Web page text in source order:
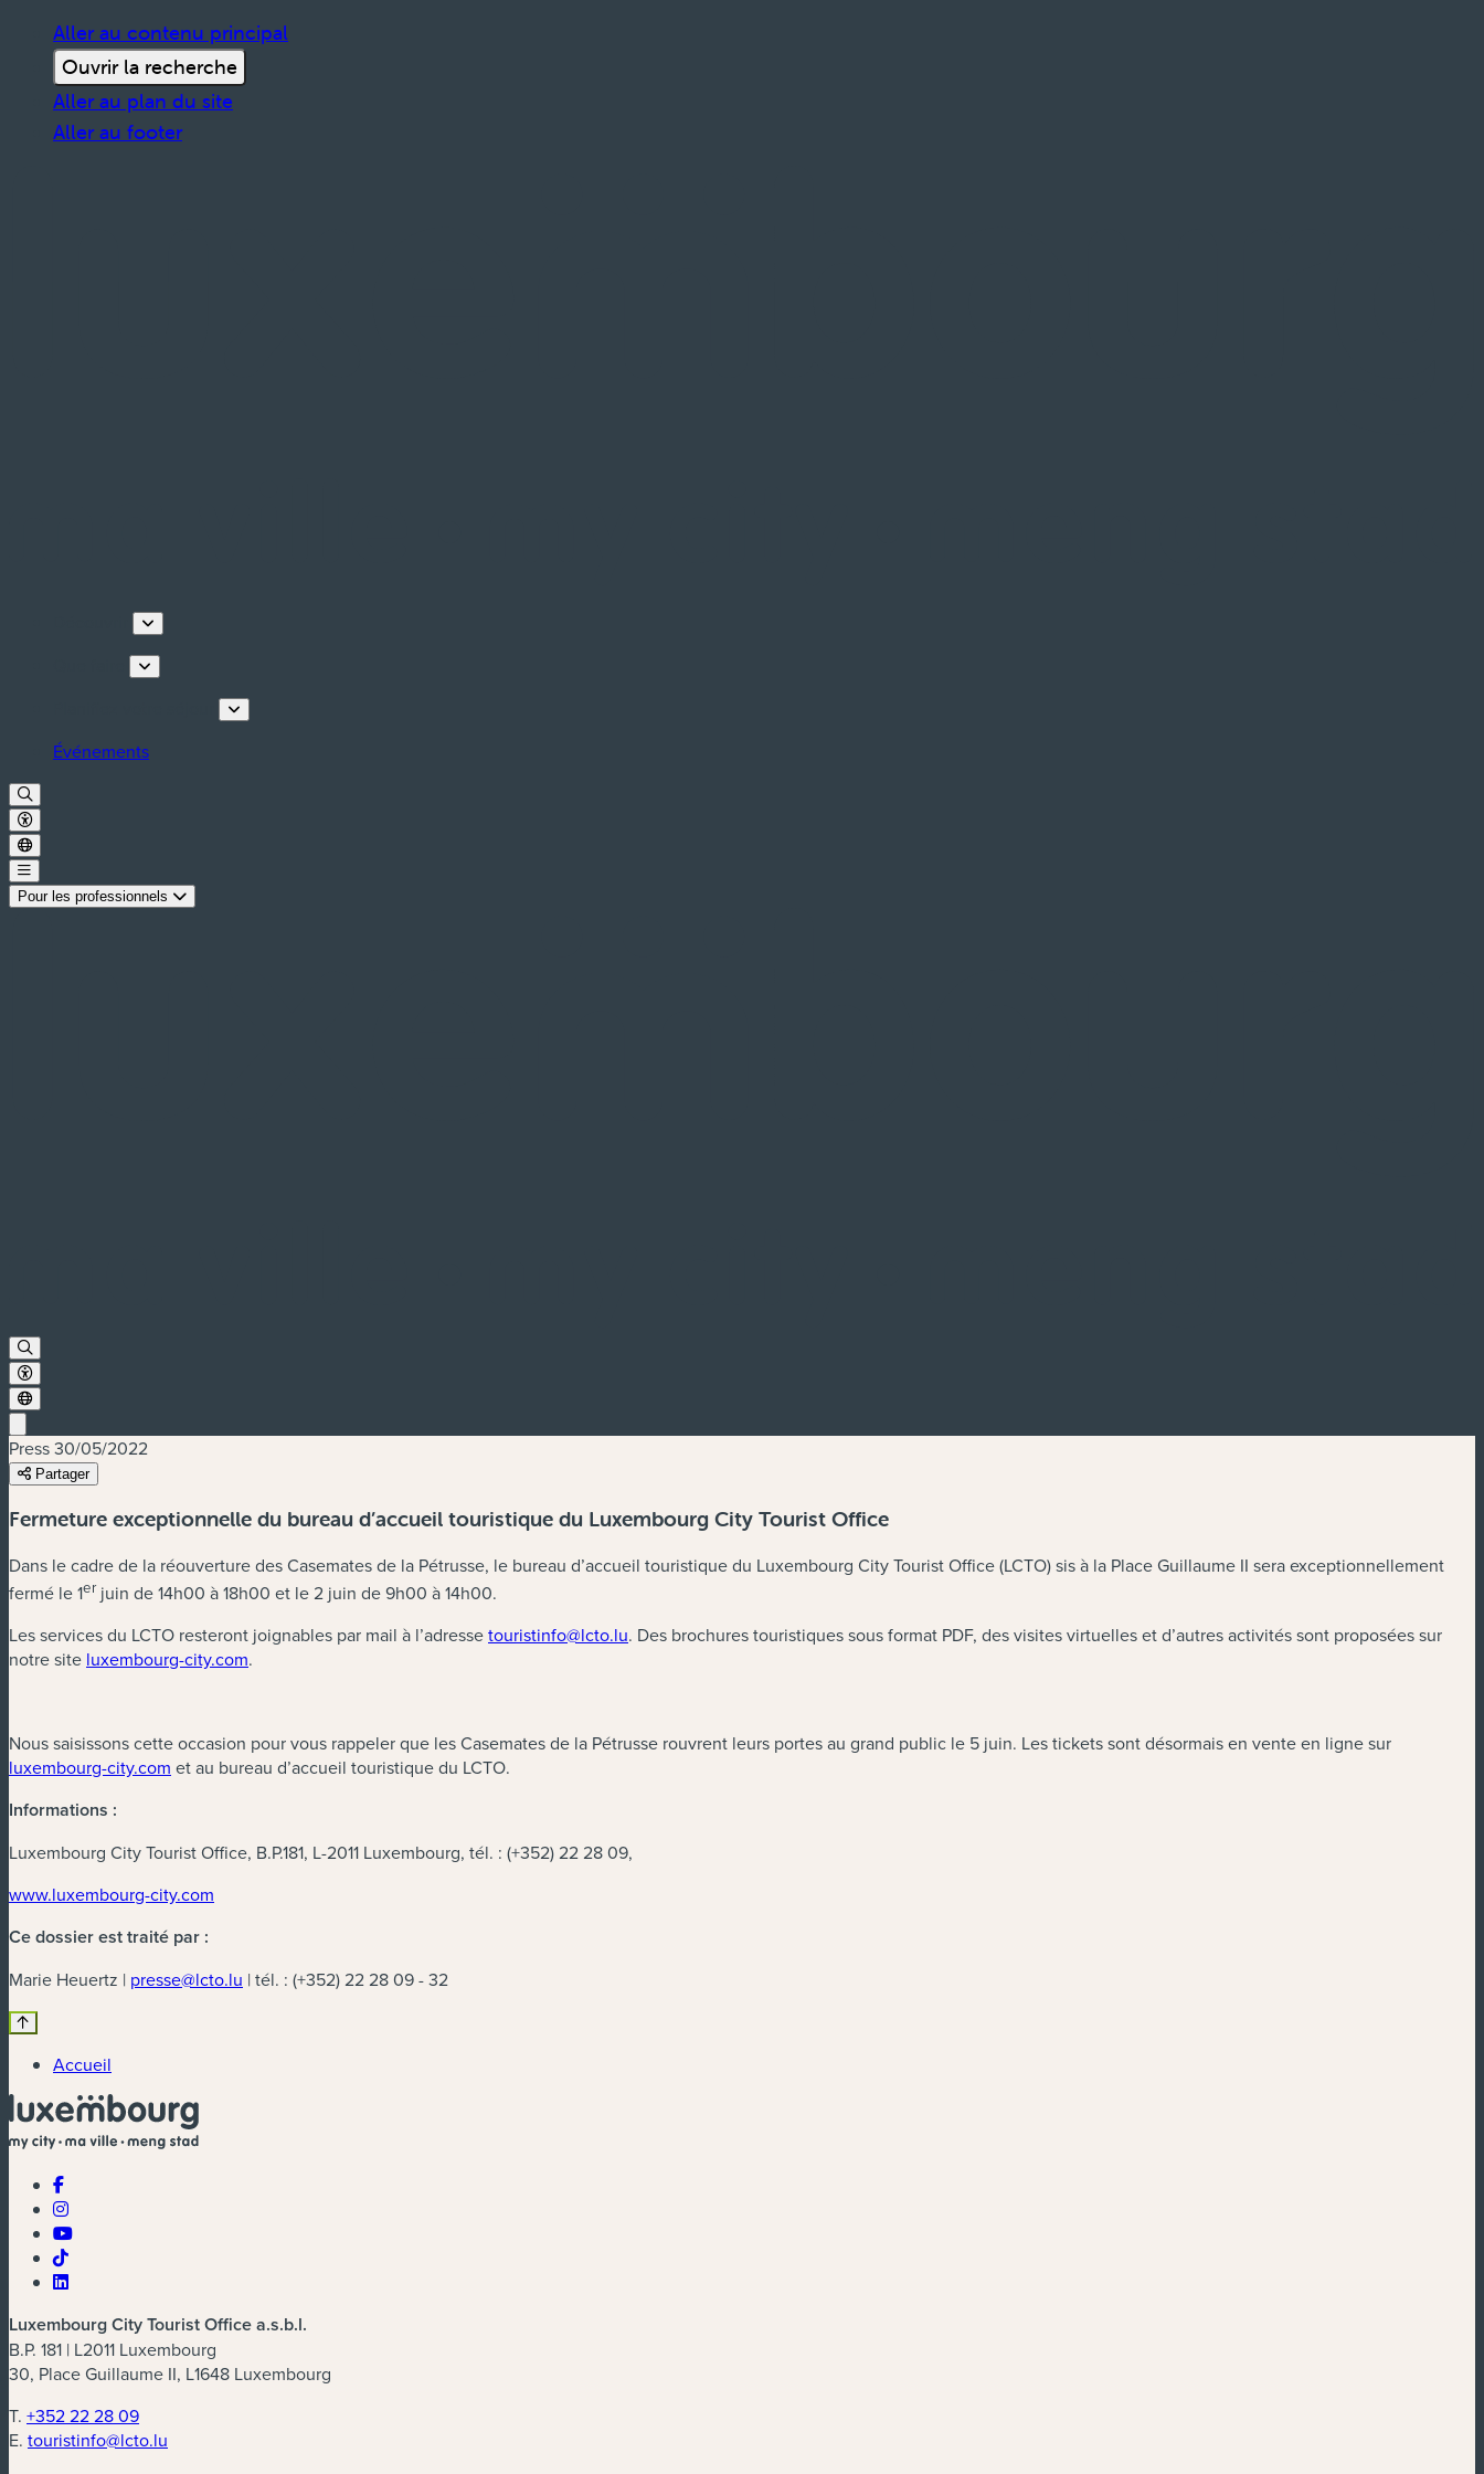
Aller au contenu principal
Ouvrir la recherche
Aller au plan du site
Aller au footer
Événements
Pour les professionnels
Press30/05/2022
Partager
Fermeture exceptionnelle du bureau d’accueil touristique du Luxembourg City Tourist Office
Dans le cadre de la réouverture des Casemates de la Pétrusse, le bureau d’accueil touristique du Luxembourg City Tourist Office (LCTO) sis à la Place Guillaume II sera exceptionnellement
fermé le 1erjuin de 14h00 à 18h00 et le 2 juin de 9h00 à 14h00.
Les services du LCTO resteront joignables par mail à l’adressetouristinfo@lcto.lu. Des brochures touristiques sous format PDF, des visites virtuelles et d’autres activités sont proposées sur
notre site luxembourg-city.com.
Nous saisissons cette occasion pour vous rappeler que les Casemates de la Pétrusse rouvrent leurs portes au grand public le 5 juin. Les tickets sont désormais en vente en ligne sur
luxembourg-city.com et au bureau d’accueil touristique du LCTO.
Informations :
Luxembourg City Tourist Office, B.P.181, L-2011 Luxembourg, tél. : (+352) 22 28 09,
www.luxembourg-city.com
Ce dossier est traité par :
Marie Heuertz | presse@lcto.lu | tél. : (+352) 22 28 09 - 32
Accueil
Luxembourg City Tourist Office a.s.b.l.
B.P. 181 | L2011 Luxembourg
30, Place Guillaume II, L1648 Luxembourg
T. +352 22 28 09
E. touristinfo@lcto.lu